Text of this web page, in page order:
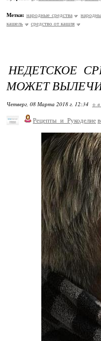
Метки: народные средства
кашель
средство от кашля
НЕДЕТСКОЕ
МОЖЕТ
Четверг, 08 Марта 2018 г. 12:34 +
Рецепты_и_Рукоделие